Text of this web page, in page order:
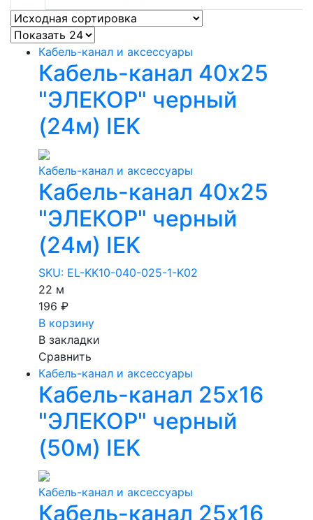
Кабель-канал и аксессуары
Кабель-канал 40х25
"ЭЛЕКОР" черный
(24м) IEK
Кабель-канал и аксессуары
Кабель-канал 40х25
"ЭЛЕКОР" черный
(24м) IEK
SKU: EL-KK10-040-025-1-K02
22 м
196 ₽
В корзину
В закладки
Сравнить
Кабель-канал и аксессуары
Кабель-канал 25х16
"ЭЛЕКОР" черный
(50м) IEK
Кабель-канал и аксессуары
Кабель-канал 25х16